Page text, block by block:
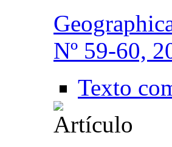
Nº 59-60,
Texto